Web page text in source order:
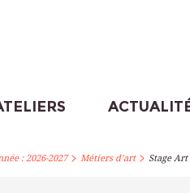
: 2026-2027> Métiers d’art> Stage